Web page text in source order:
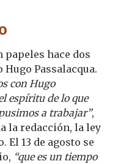
papeles hace dos
Passalacqua.
con Hugo
espíritu de lo que
a trabajar”,
la redacción, la ley
El 13 de agosto se
“que es un tiempo